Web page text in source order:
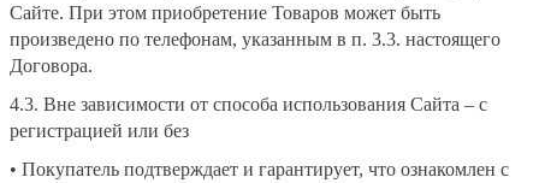
Сайте. При этом приобретение Товаров может быть
произведено по телефонам, указанным в п. 3.3. настоящего
Договора.
4.3. Вне зависимости от способа использования Сайта – с
регистрацией или без
• Покупатель подтверждает и гарантирует, что ознакомлен с